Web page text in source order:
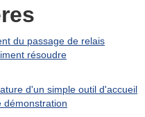
du passage de relais
résoudre
d'un simple outil d'accueil
démonstration